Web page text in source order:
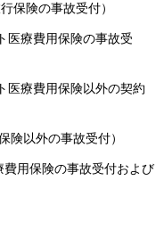
保険の事故受付）
医療費用保険の事故受
医療費用保険以外の契約
険以外の事故受付）
費用保険の事故受付および